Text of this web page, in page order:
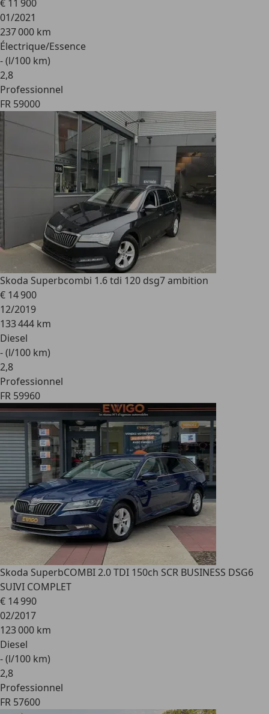
€ 11 900
01/2021
237 000 km
Électrique/Essence
- (l/100 km)
2,8
Professionnel
FR 59000
Skoda Superbcombi 1.6 tdi 120 dsg7 ambition
€ 14 900
12/2019
133 444 km
Diesel
- (l/100 km)
2,8
Professionnel
FR 59960
Skoda SuperbCOMBI 2.0 TDI 150ch SCR BUSINESS DSG6
SUIVI COMPLET
€ 14 990
02/2017
123 000 km
Diesel
- (l/100 km)
2,8
Professionnel
FR 57600